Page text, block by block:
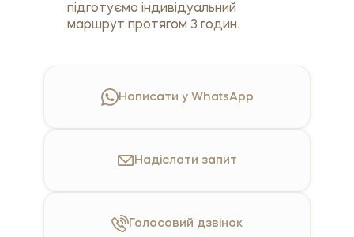
підготуємо індивідуальний
маршрут протягом 3 годин.
Написати у WhatsApp
Надіслати запит
Голосовий дзвінок